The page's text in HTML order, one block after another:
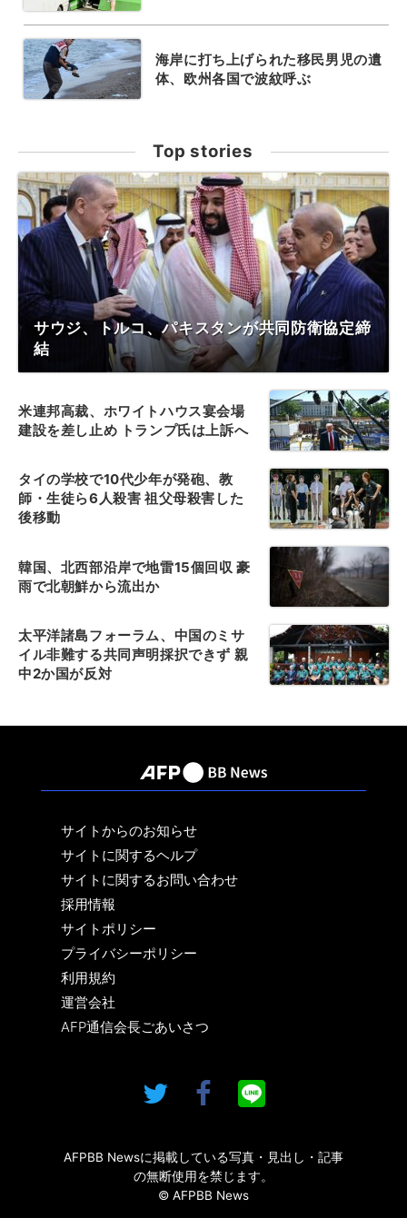
海岸に打ち上げられた移民男児の遺
体、欧州各国で波紋呼ぶ
Top stories
サウジ、トルコ、パキスタンが共同防衛協定締
結
米連邦高裁、ホワイトハウス宴会場
建設を差し止め トランプ氏は上訴へ
タイの学校で10代少年が発砲、教
師・生徒ら6人殺害 祖父母殺害した
後移動
韓国、北西部沿岸で地雷15個回収 豪
雨で北朝鮮から流出か
太平洋諸島フォーラム、中国のミサ
イル非難する共同声明採択できず 親
中2か国が反対
サイトからのお知らせ
サイトに関するヘルプ
サイトに関するお問い合わせ
採用情報
サイトポリシー
プライバシーポリシー
利用規約
運営会社
AFP通信会長ごあいさつ
AFPBB Newsに掲載している写真・見出し・記事
の無断使用を禁じます。
© AFPBB News